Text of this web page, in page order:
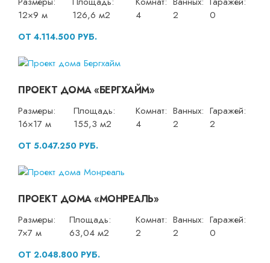
12×9 м
126,6 м2
4
2
0
ОТ 4.114.500 РУБ.
ПРОЕКТ ДОМА «БЕРГХАЙМ»
Размеры:
16×17 м
Площадь:
155,3 м2
Комнат:
4
Ванных:
2
Гаражей:
2
ОТ 5.047.250 РУБ.
ПРОЕКТ ДОМА «МОНРЕАЛЬ»
Размеры:
7×7 м
Площадь:
63,04 м2
Комнат:
2
Ванных:
2
Гаражей:
0
ОТ 2.048.800 РУБ.